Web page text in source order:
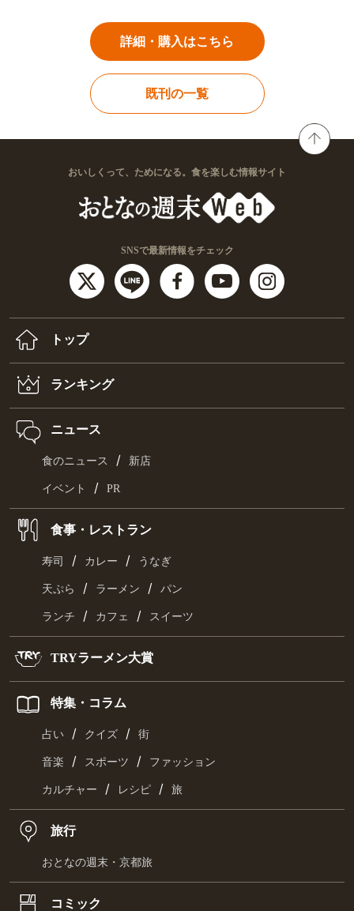
詳細・購入はこちら
既刊の一覧
おいしくって、ためになる。食を楽しむ情報サイト
SNSで最新情報をチェック
トップ
ランキング
ニュース
食のニュース / 新店
イベント / PR
食事・レストラン
寿司 / カレー / うなぎ
天ぷら / ラーメン / パン
ランチ / カフェ / スイーツ
TRYラーメン大賞
特集・コラム
占い / クイズ / 街
音楽 / スポーツ / ファッション
カルチャー / レシピ / 旅
旅行
おとなの週末・京都旅
コミック